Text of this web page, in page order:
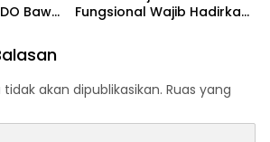
Bawa
Fungsional Wajib Hadirkan
akan dipublikasikan. Ruas yang